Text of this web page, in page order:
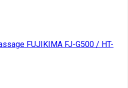
FUJIKIMA FJ-G500 / HT-